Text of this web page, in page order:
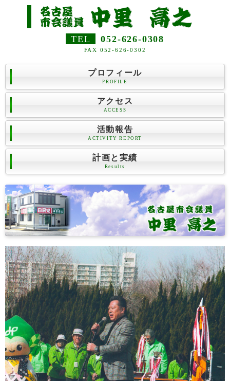
TEL 052-626-0308
FAX 052-626-0302
プロフィール
PROFILE
アクセス
ACCESS
活動報告
ACTIVITY REPORT
計画と実績
Results